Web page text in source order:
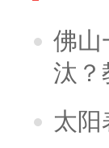
佛山
汰？
太阳